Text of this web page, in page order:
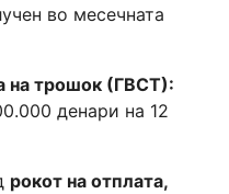
во месечната
на трошок (ГВСТ):
денари на 12
рокот на отплата,